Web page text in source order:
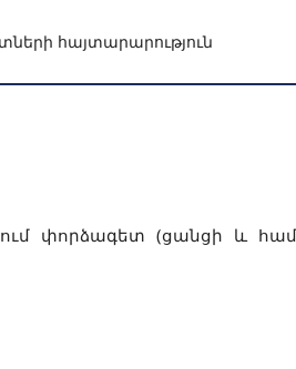
հայտարարություն
փորձագետ (ցանցի և